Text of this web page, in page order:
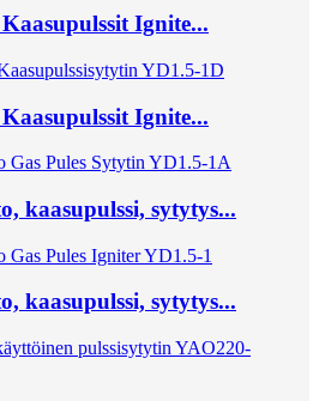
Ignite...
Ignite...
kaasupulssi, sytytys...
kaasupulssi, sytytys...